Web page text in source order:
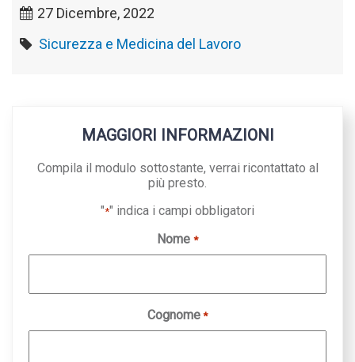
27 Dicembre, 2022
Sicurezza e Medicina del Lavoro
MAGGIORI INFORMAZIONI
Compila il modulo sottostante, verrai ricontattato al
più presto.
"*" indica i campi obbligatori
Nome *
Cognome *